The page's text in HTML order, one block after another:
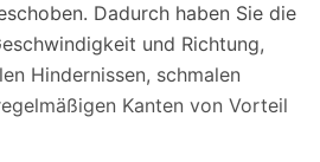
Dadurch haben Sie die
und Richtung,
Hindernissen, schmalen
Kanten von Vorteil